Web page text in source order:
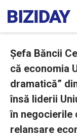
Șefa Băncii
că economia
dramatică”
însă liderii
în negocierile
relansare